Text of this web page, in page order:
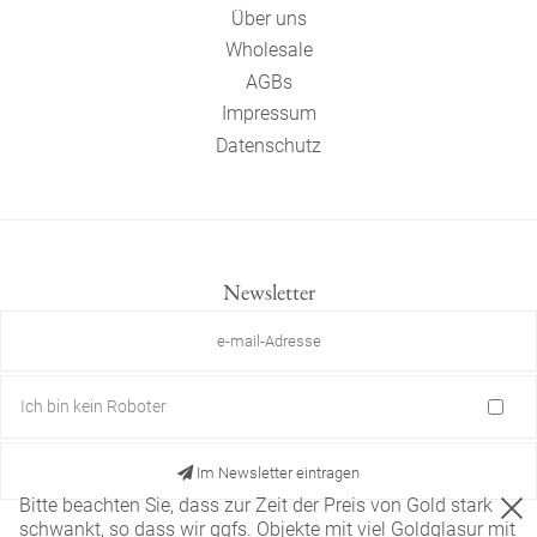
Über uns
Wholesale
AGBs
Impressum
Datenschutz
Newsletter
Ich bin kein Roboter
Im Newsletter eintragen
Bitte beachten Sie, dass zur Zeit der Preis von Gold stark
schwankt, so dass wir ggfs. Objekte mit viel Goldglasur mit